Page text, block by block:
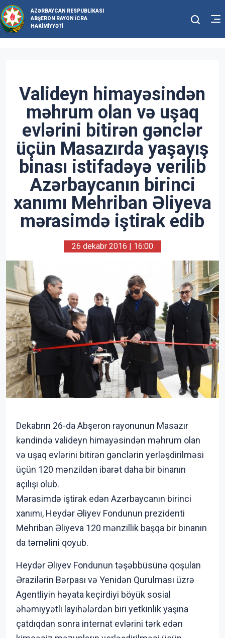
AZƏRBAYCAN RESPUBLIKASI
ABŞERON RAYON İCRA
HAKIMIYYƏTI
Valideyn himayəsindən
məhrum olan və uşaq
evlərini bitirən gənclər
üçün Masazırda yaşayış
binası istifadəyə verilib
Azərbaycanın birinci
xanımı Mehriban Əliyeva
mərasimdə iştirak edib
26 dekabr 2016 | 16:00
Dekabrın 26-da Abşeron rayonunun Masazır
kəndində valideyn himayəsindən məhrum olan
və uşaq evlərini bitirən gənclərin yerləşdirilməsi
üçün 120 mənzildən ibarət daha bir binanın
açılışı olub.
Mərasimdə iştirak edən Azərbaycanın birinci
xanımı, Heydər Əliyev Fondunun prezidenti
Mehriban Əliyeva 120 mənzillik başqa bir binanın
da təməlini qoyub.
Heydər Əliyev Fondunun təşəbbüsünə qoşulan
Ərazilərin Bərpası və Yenidən Qurulması üzrə
Agentliyin həyata keçirdiyi böyük sosial
əhəmiyyətli layihələrdən biri yetkinlik yaşına
çatdıqdan sonra internat evlərini tərk edən